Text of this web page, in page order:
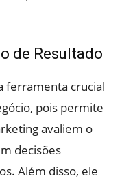
de Resultado
ferramenta crucial
pois permite
avaliem o
decisões
Além disso, ele